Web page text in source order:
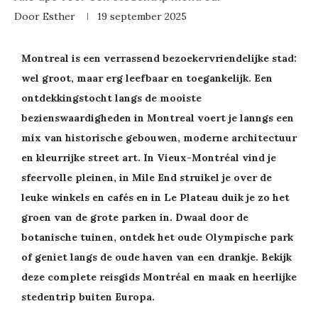
Door Esther 19 september 2025
Montreal is een verrassend bezoekervriendelijke stad:
wel groot, maar erg leefbaar en toegankelijk. Een
ontdekkingstocht langs de mooiste
bezienswaardigheden in Montreal voert je lanngs een
mix van historische gebouwen, moderne architectuur
en kleurrijke street art. In Vieux-Montréal vind je
sfeervolle pleinen, in Mile End struikel je over de
leuke winkels en cafés en in Le Plateau duik je zo het
groen van de grote parken in. Dwaal door de
botanische tuinen, ontdek het oude Olympische park
of geniet langs de oude haven van een drankje. Bekijk
deze complete reisgids Montréal en maak en heerlijke
stedentrip buiten Europa.